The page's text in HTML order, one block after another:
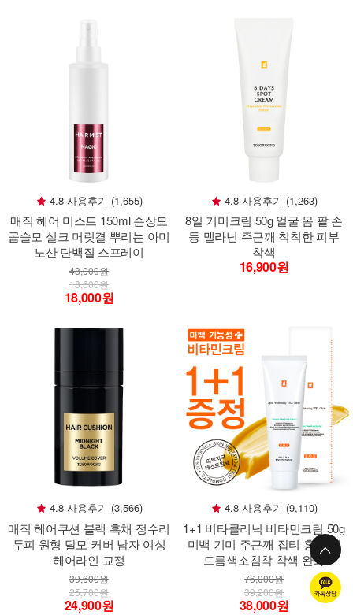
4.8 사용후기 (1,655)
매직 헤어 미스트 150ml 손상모
곱슬모 실크 머릿결 뿌리는 아미
노산 단백질 스프레이
48,000원
18,600원
18,000원
4.8 사용후기 (1,263)
8일 기미크림 50g 얼굴 몸 팔 손
등 멜라닌 주근깨 칙칙한 피부
착색
16,900원
4.8 사용후기 (3,566)
매직 헤어쿠션 블랙 흑채 정수리
두피 원형 탈모 커버 남자 여성
헤어라인 교정
39,600원
25,700원
24,900원
4.8 사용후기 (9,110)
1+1 비타클리닉 비타민크림 50g
미백 기미 주근깨 잡티 홍조 여
드름색소침착 착색 완화
76,000원
39,200원
38,000원